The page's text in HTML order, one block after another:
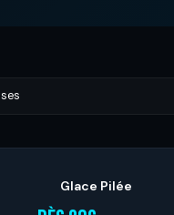
Glace Pilée